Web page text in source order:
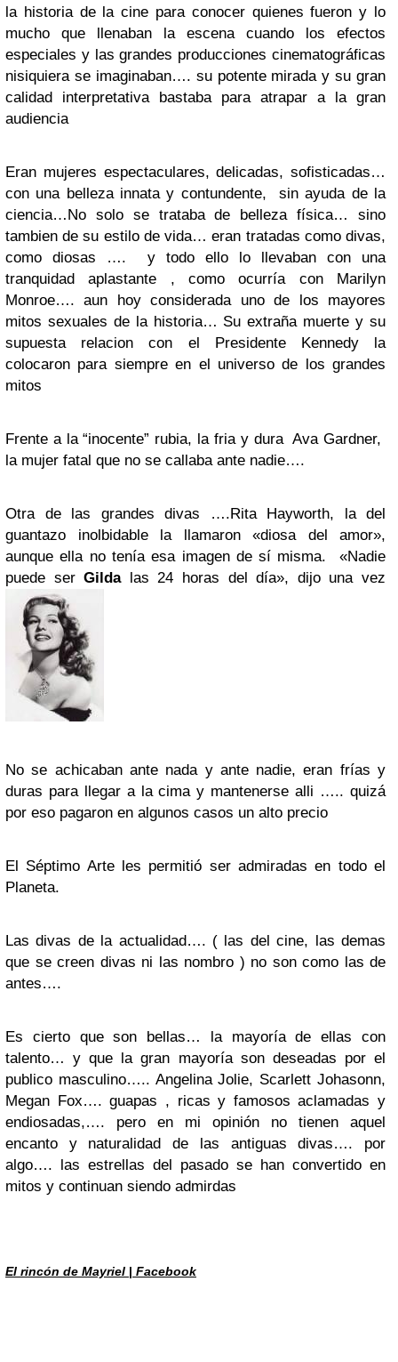
la historia de la cine para conocer quienes fueron y lo
mucho que llenaban la escena cuando los efectos
especiales y las grandes producciones cinematográficas
nisiquiera se imaginaban…. su potente mirada y su gran
calidad interpretativa bastaba para atrapar a la gran
audiencia
Eran mujeres espectaculares, delicadas, sofisticadas…
con una belleza innata y contundente, sin ayuda de la
ciencia…No solo se trataba de belleza física… sino
tambien de su estilo de vida… eran tratadas como divas,
como diosas …. y todo ello lo llevaban con una
tranquidad aplastante , como ocurría con Marilyn
Monroe…. aun hoy considerada uno de los mayores
mitos sexuales de la historia… Su extraña muerte y su
supuesta relacion con el Presidente Kennedy la
colocaron para siempre en el universo de los grandes
mitos
Frente a la “inocente” rubia, la fria y dura Ava Gardner,
la mujer fatal que no se callaba ante nadie….
Otra de las grandes divas ….Rita Hayworth, la del
guantazo inolbidable la llamaron «diosa del amor»,
aunque ella no tenía esa imagen de sí misma. «Nadie
puede serGildalas 24 horas del día», dijo una vez
No se achicaban ante nada y ante nadie, eran frías y
duras para llegar a la cima y mantenerse alli ….. quizá
por eso pagaron en algunos casos un alto precio
El Séptimo Arte les permitió ser admiradas en todo el
Planeta.
Las divas de la actualidad…. ( las del cine, las demas
que se creen divas ni las nombro ) no son como las de
antes….
Es cierto que son bellas… la mayoría de ellas con
talento… y que la gran mayoría son deseadas por el
publico masculino….. Angelina Jolie, Scarlett Johasonn,
Megan Fox…. guapas , ricas y famosos aclamadas y
endiosadas,…. pero en mi opinión no tienen aquel
encanto y naturalidad de las antiguas divas…. por
algo…. las estrellas del pasado se han convertido en
mitos y continuan siendo admirdas
El rincón de Mayriel | Facebook